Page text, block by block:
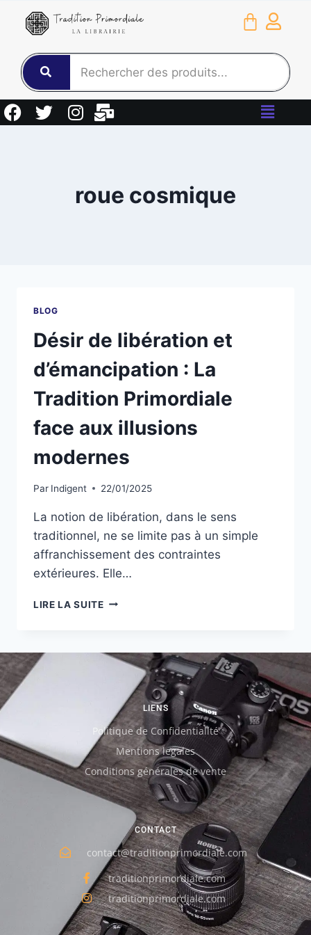
roue cosmique
BLOG
Désir de libération et
d’émancipation : La
Tradition Primordiale
face aux illusions
modernes
Par Indigent 22/01/2025
La notion de libération, dans le sens
traditionnel, ne se limite pas à un simple
affranchissement des contraintes
extérieures. Elle…
LIRE LA SUITE
CONTACT
contact@traditionprimordiale.com
traditionprimordiale.com
traditionprimordiale.com
LIENS
Politique de Confidentialité
Mentions legales
Conditions générales de vente